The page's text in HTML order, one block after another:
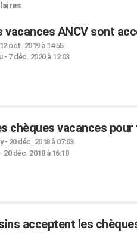
vacances ANCV sont
12 oct. 2019 à 14:55
- 7 déc. 2020 à 12:03
chèques vacances
- 20 déc. 2018 à 07:03
20 déc. 2018 à 16:18
acceptent les